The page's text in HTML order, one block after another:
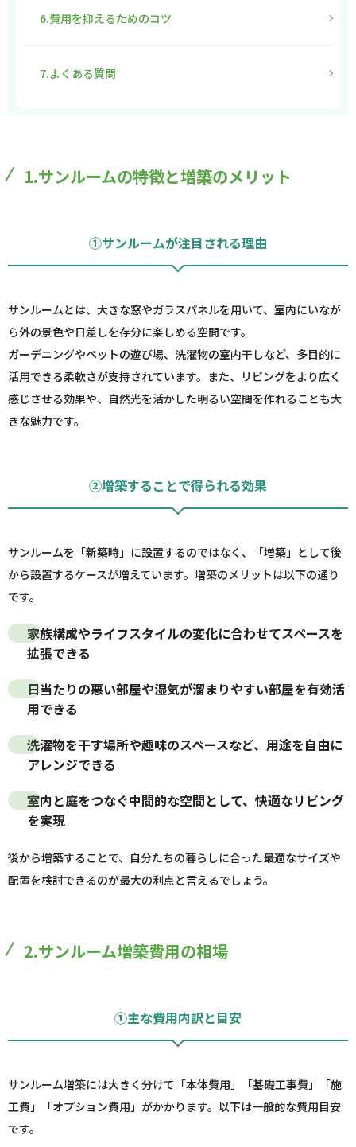
6.費用を抑えるためのコツ
7.よくある質問
1.サンルームの特徴と増築のメリット
①サンルームが注目される理由
サンルームとは、大きな窓やガラスパネルを用いて、室内にいなが
ら外の景色や日差しを存分に楽しめる空間です。
ガーデニングやペットの遊び場、洗濯物の室内干しなど、多目的に
活用できる柔軟さが支持されています。また、リビングをより広く
感じさせる効果や、自然光を活かした明るい空間を作れることも大
きな魅力です。
②増築することで得られる効果
サンルームを「新築時」に設置するのではなく、「増築」として後
から設置するケースが増えています。増築のメリットは以下の通り
です。
家族構成やライフスタイルの変化に合わせてスペースを
拡張できる
日当たりの悪い部屋や湿気が溜まりやすい部屋を有効活
用できる
洗濯物を干す場所や趣味のスペースなど、用途を自由に
アレンジできる
室内と庭をつなぐ中間的な空間として、快適なリビング
を実現
後から増築することで、自分たちの暮らしに合った最適なサイズや
配置を検討できるのが最大の利点と言えるでしょう。
2.サンルーム増築費用の相場
①主な費用内訳と目安
サンルーム増築には大きく分けて「本体費用」「基礎工事費」「施
工費」「オプション費用」がかかります。以下は一般的な費用目安
です。